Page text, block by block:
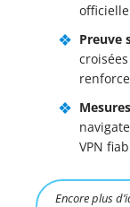
Preuve
VPN
Encore plus